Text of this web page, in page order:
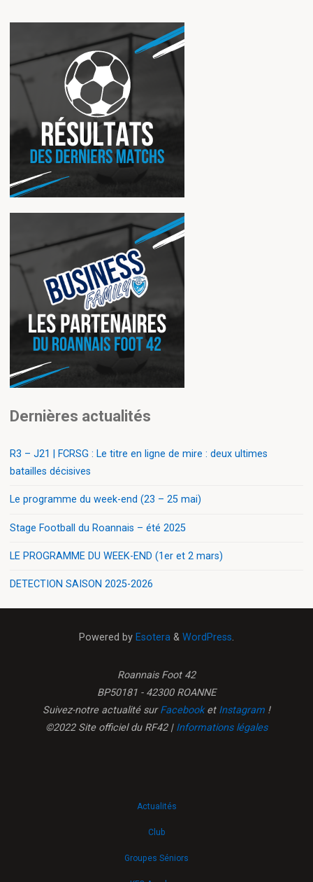
Dernières actualités
R3 – J21 | FCRSG : Le titre en ligne de mire : deux ultimes
batailles décisives
Le programme du week-end (23 – 25 mai)
Stage Football du Roannais – été 2025
LE PROGRAMME DU WEEK-END (1er et 2 mars)
DETECTION SAISON 2025-2026
Powered by Esotera & WordPress.
Roannais Foot 42
BP50181 - 42300 ROANNE
Suivez-notre actualité surFacebooket Instagram !
©2022 Site officiel du RF42 | Informations légales
Actualités
Club
Groupes Séniors